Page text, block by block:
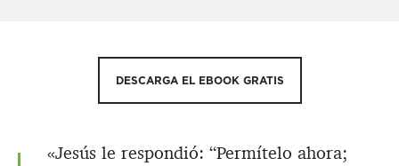
DESCARGA EL EBOOK GRATIS
«Jesús le respondió: “Permítelo ahora;